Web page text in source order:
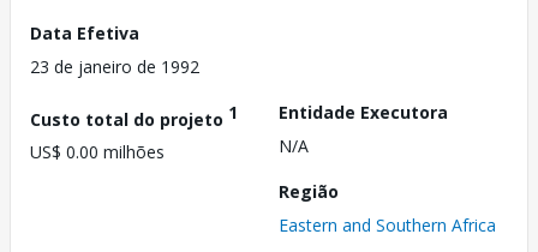
Data Efetiva
23 de janeiro de 1992
Custo total do projeto 1
US$ 0.00 milhões
Entidade Executora
N/A
Região
Eastern and Southern Africa